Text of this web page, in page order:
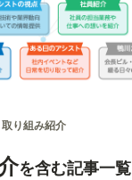
取り組み紹介
を含む記事一覧